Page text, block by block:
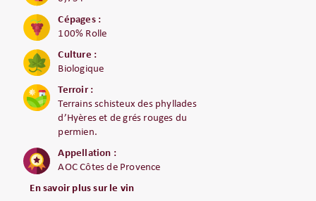
Cépages :
100% Rolle
Culture :
Biologique
Terroir :
Terrains schisteux des phyllades
d’Hyères et de grés rouges du
permien.
Appellation :
AOC Côtes de Provence
En savoir plus sur le vin